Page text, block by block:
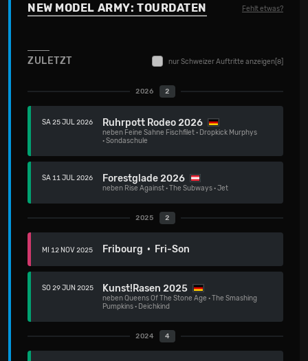
NEW MODEL ARMY: TOURDATEN Fehlt etwas?
ZULETZT nur Schweizer Auftritte anzeigen [8]
2026 2
SA 25 JUL 2026 Ruhrpott Rodeo 2026
neben Feine Sahne Fischfilet· Dropkick Murphys
·Sondaschule
SA 11 JUL 2026 Forestglade 2026
neben Rise Against·The Subways·Jet
2025 2
MI 12 NOV 2025 Fribourg · Fri-Son
SO 29 JUN 2025 Kunst!Rasen 2025
nebenQueens Of The Stone Age ·The Smashing
Pumpkins· Deichkind
2024 4